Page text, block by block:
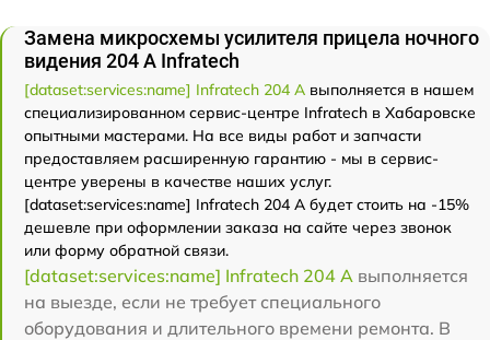
Замена микросхемы усилителя прицела ночного
видения 204 А Infratech
[dataset:services:name] Infratech 204 А выполняется в нашем
специализированном сервис-центре Infratech в Хабаровске
опытными мастерами. На все виды работ и запчасти
предоставляем расширенную гарантию - мы в сервис-
центре уверены в качестве наших услуг.
[dataset:services:name] Infratech 204 А будет стоить на -15%
дешевле при оформлении заказа на сайте через звонок
или форму обратной связи.
[dataset:services:name] Infratech 204 А выполняется
на выезде, если не требует специального
оборудования и длительного времени ремонта. В